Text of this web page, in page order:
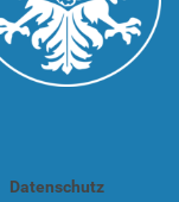
Datenschutz